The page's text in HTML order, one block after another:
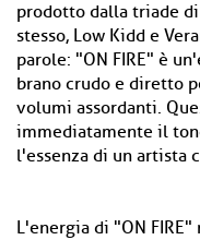
prodotto dalla triade
stesso, Low Kidd e
parole: "ON FIRE" è
brano crudo e diretto
volumi assordanti.
immediatamente il
l'essenza di un artista
L'energia di "ON FIRE"